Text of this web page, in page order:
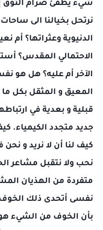
شيء يطفئ ضرام التوق
نرتحل بخيالنا الى
الدنيوية وعثراتها؟
الاحتمالي المقدس؟
الآخر أم عليه؟ هل هو
المعيق و المثقل بكل
قبلية و بعدية في
جديد متجدد الكيمياء.
كيف لنا أن لا نريد و
نحب ولا نتقبل مشاعر
متفردة من الهذيان
نفسى أتحدى ذلك الخوف،
بأن الخوف من الشيء